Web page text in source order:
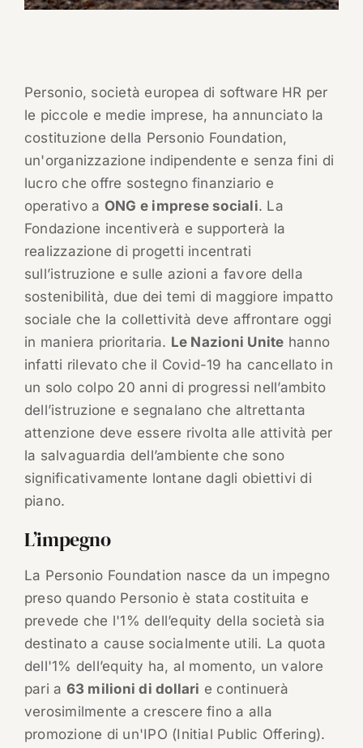
Personio, società europea di software HR per
le piccole e medie imprese, ha annunciato la
costituzione della Personio Foundation,
un'organizzazione indipendente e senza fini di
lucro che offre sostegno finanziario e
operativo a ONG e imprese sociali. La
Fondazione incentiverà e supporterà la
realizzazione di progetti incentrati
sull’istruzione e sulle azioni a favore della
sostenibilità, due dei temi di maggiore impatto
sociale che la collettività deve affrontare oggi
in maniera prioritaria. Le Nazioni Unite hanno
infatti rilevato che il Covid-19 ha cancellato in
un solo colpo 20 anni di progressi nell’ambito
dell’istruzione e segnalano che altrettanta
attenzione deve essere rivolta alle attività per
la salvaguardia dell’ambiente che sono
significativamente lontane dagli obiettivi di
piano.
L’impegno
La Personio Foundation nasce da un impegno
preso quando Personio è stata costituita e
prevede che l'1% dell’equity della società sia
destinato a cause socialmente utili. La quota
dell'1% dell’equity ha, al momento, un valore
pari a 63 milioni di dollari e continuerà
verosimilmente a crescere fino a alla
promozione di un'IPO (Initial Public Offering).